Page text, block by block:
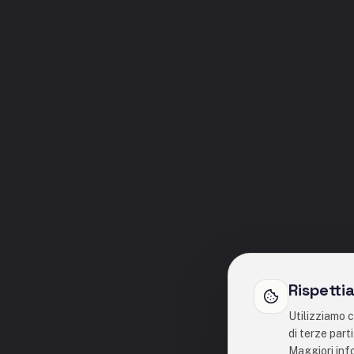
Utilizziamo
di terze
Maggiori